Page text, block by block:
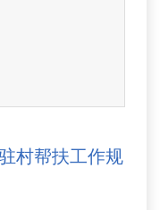
村帮扶工作规